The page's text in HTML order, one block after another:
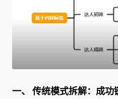
一、 传统模式拆解：成